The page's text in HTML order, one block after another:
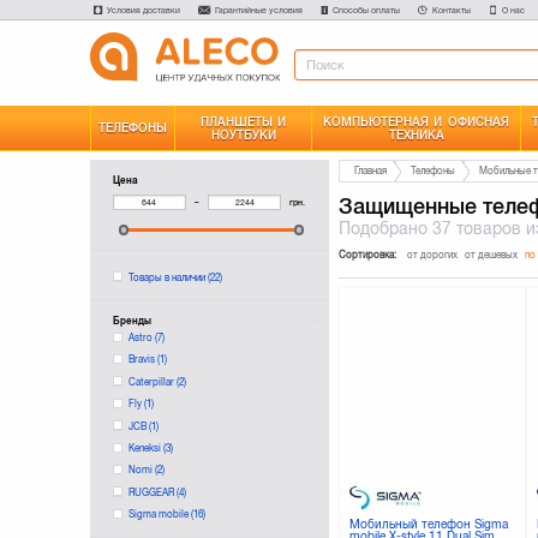
Условия доставки Гарантийные условия Способы оплаты Контакты О нас
ТЕЛЕФОНЫ
ПЛАНШЕТЫ И
НОУТБУКИ
КОМПЬЮТЕРНАЯ И ОФИСНАЯ
ТЕХНИКА
Цена
– грн.
Товары в наличии(22)
Бренды
Astro(7)
Bravis(1)
Caterpillar(2)
Fly(1)
JCB(1)
Keneksi(3)
Nomi(2)
RUGGEAR(4)
Sigma mobile(16)
Главная Телефоны Мобильные
Защищенные
Подобрано37 товаров
Сортировка: от дорогих от дешевых по
Мобильный телефон Sigma